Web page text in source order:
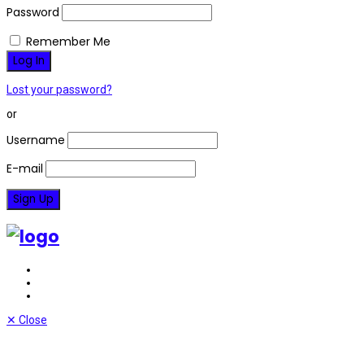
Password
Remember Me
Lost your password?
or
Username
E-mail
✕ Close